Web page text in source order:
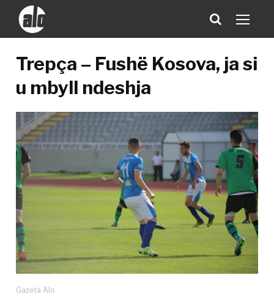
Trepça – Fushë Kosova, ja si
u mbyll ndeshja
Gazeta Alo